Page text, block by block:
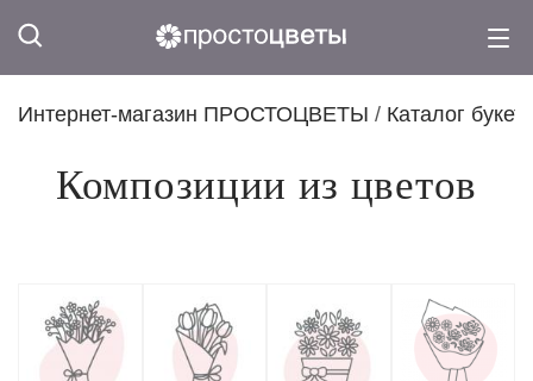
Интернет-магазин ПРОСТОЦВЕТЫ / Каталог
Композиции из цветов